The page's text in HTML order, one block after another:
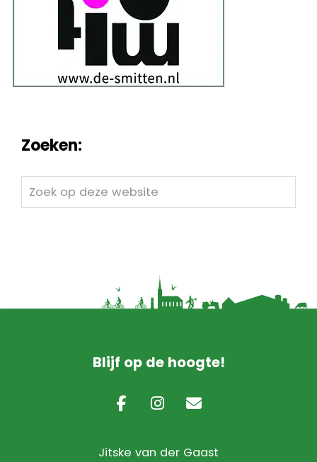
Zoeken:
Zoek
op
Blijf op de hoogte!
Jitske van der Gaast